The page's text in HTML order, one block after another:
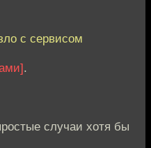
с сервисом
.
случаи хотя бы